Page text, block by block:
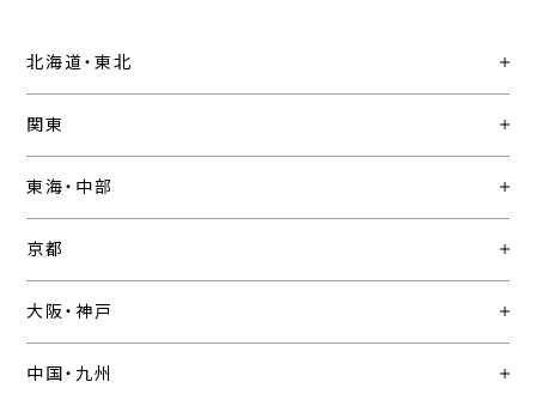
北海道・東北
関東
東海・中部
京都
大阪・神戸
中国・九州